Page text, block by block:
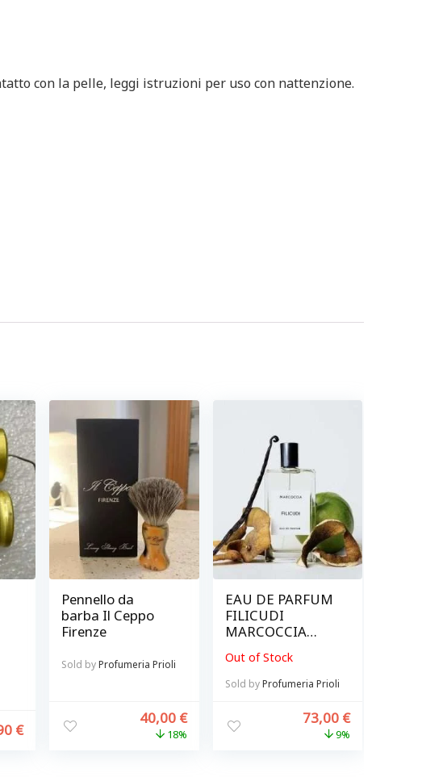
con la pelle, leggi istruzioni per uso con nattenzione.
€
Pennello da
barba Il Ceppo
Firenze
Sold byProfumeria Prioli
40,00 €
18%
EAU DE PARFUM
FILICUDI
MARCOCCIA
ARTIGIANI
Out of Stock
Sold by Profumeria Prioli
73,00 €
9%